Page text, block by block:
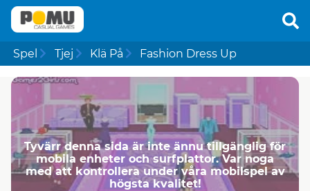
Spel Tjej Klä På Fashion Dress Up
Tyvärr denna sida är inte ännu tillgänglig för
mobila enheter och surfplattor. Var noga
med att kontrollera under våra mobilspel av
högsta kvalitet!